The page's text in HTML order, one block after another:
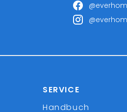
SERVICE
Handbuch